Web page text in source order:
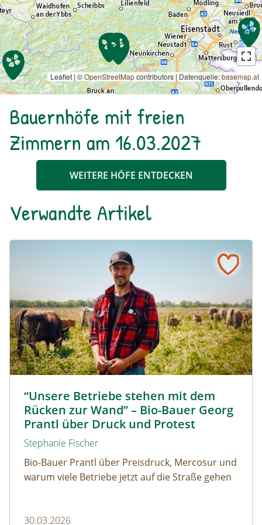
Leaflet | ©OpenStreetMapcontributors | Datenquelle:basemap.at
Bauernhöfe mit freien
Zimmern am 16.03.2027
WEITERE HÖFE ENTDECKEN
Verwandte Artikel
“Unsere Betriebe stehen mit dem
Rücken zur Wand” – Bio-Bauer Georg
Prantl über Druck und Protest
Stephanie Fischer
Bio-Bauer Prantl über Preisdruck, Mercosur und
warum viele Betriebe jetzt auf die Straße gehen
30.03.2026
“Unsere Betriebe stehen mit dem Rücken zur Wand” –